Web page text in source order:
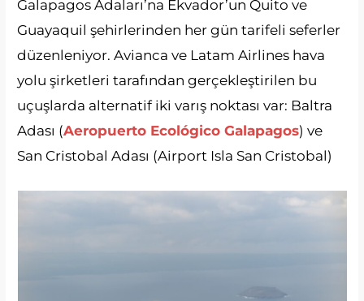
Galapagos Adaları’na Ekvador’un Quito ve
Guayaquil şehirlerinden her gün tarifeli seferler
düzenleniyor. Avianca ve Latam Airlines hava
yolu şirketleri tarafından gerçekleştirilen bu
uçuşlarda alternatif iki varış noktası var: Baltra
Adası (Aeropuerto Ecológico Galapagos) ve
San Cristobal Adası (Airport Isla San Cristobal)